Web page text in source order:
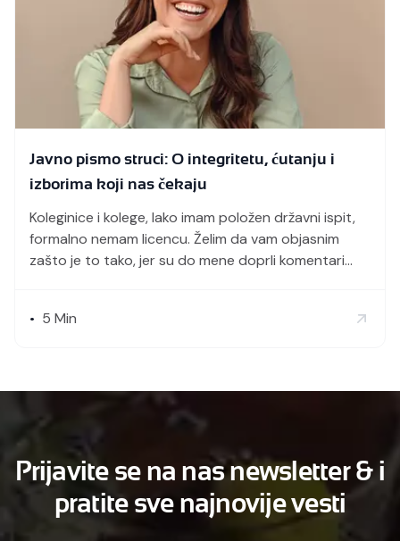
Javno pismo struci: O integritetu, ćutanju i
izborima koji nas čekaju
Koleginice i kolege, Iako imam položen državni ispit,
formalno nemam licencu. Želim da vam objasnim
zašto je to tako, jer su do mene doprli komentari
ne dotiču lično, oni su savršena ilustracija onoga što
• 5 Min
Prijavite se na nas newsletter & i
pratite sve najnovije vesti